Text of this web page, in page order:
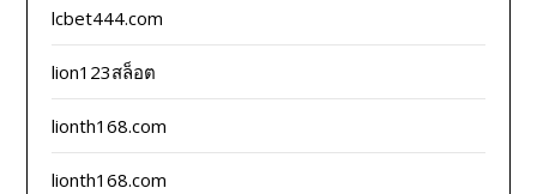
lcbet444.com
lion123สล็อต
lionth168.com
lionth168.com